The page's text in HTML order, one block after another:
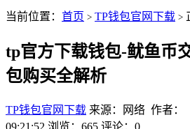
当前位置： 首页 > TP钱包官网下载 >
tp官方下载钱包-鱿鱼币
包购买全解析
TP钱包官网下载 来源：网络 作者：
09:21:52 浏览：665 评论：0